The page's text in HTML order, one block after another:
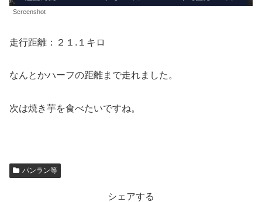
Screenshot
走行距離：２１.１キロ
なんとかハーフの距離まで走れました。
次は焼き芋を食べたいですね。
パンラン等
シェアする